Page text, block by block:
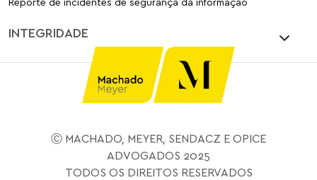
INTEGRIDADE
Ⓒ MACHADO, MEYER, SENDACZ E OPICE
ADVOGADOS 2025
TODOS OS DIREITOS RESERVADOS